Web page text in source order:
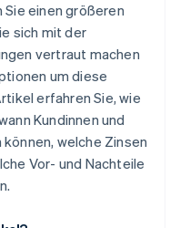
einen größeren
sich mit der
vertraut machen
um diese
erfahren Sie, wie
Kundinnen und
welche Zinsen
Vor- und Nachteile